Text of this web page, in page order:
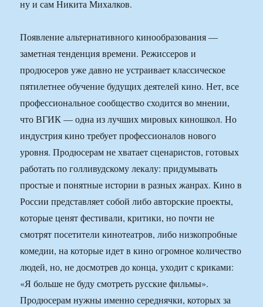
ну и сам Никита Михалков.
Появление альтернативного кинообразования —
заметная тенденция времени. Режиссеров и
продюсеров уже давно не устраивает классическое
пятилетнее обучение будущих деятелей кино. Нет, все
профессиональное сообщество сходится во мнении,
что ВГИК — одна из лучших мировых киношкол. Но
индустрия кино требует профессионалов нового
уровня. Продюсерам не хватает сценаристов, готовых
работать по голливудскому лекалу: придумывать
простые и понятные истории в разных жанрах. Кино в
России представляет собой либо авторские проекты,
которые ценят фестивали, критики, но почти не
смотрят посетители кинотеатров, либо низкопробные
комедии, на которые идет в кино огромное количество
людей, но, не досмотрев до конца, уходит с криками:
«Я больше не буду смотреть русские фильмы».
Продюсерам нужны именно середнячки, которых за